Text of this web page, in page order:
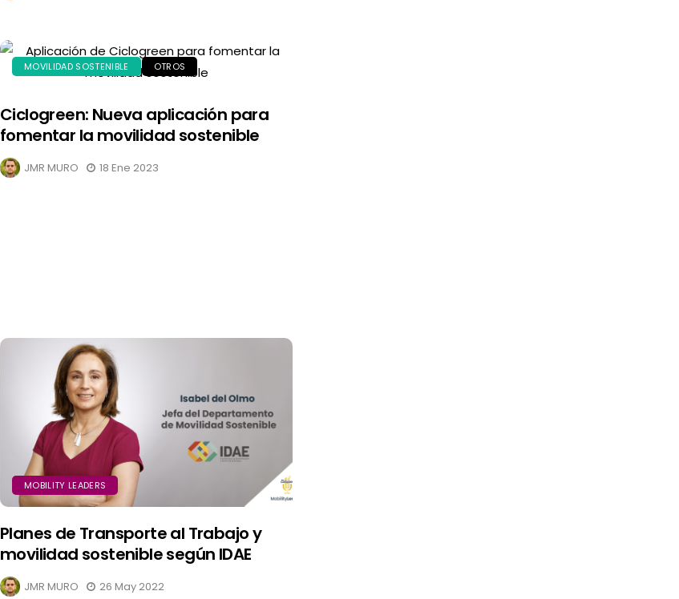
MOVILIDAD SOSTENIBLE OTROS
Ciclogreen: Nueva aplicación para
fomentar la movilidad sostenible
JMR MURO 18 Ene 2023
MOBILITY LEADERS
Planes de Transporte al Trabajo y
movilidad sostenible según IDAE
JMR MURO 26 May 2022